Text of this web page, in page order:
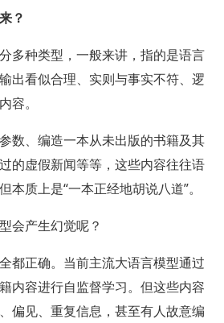
？
多种类型，一般来讲，指的是语言
出看似合理、实则与事实不符、逻
容。
数、编造一本从未出版的书籍及其
的虚假新闻等等，这些内容往往语
本质上是“一本正经地胡说八道”。
会产生幻觉呢？
都正确。当前主流大语言模型通过
内容进行自监督学习。但这些内容
偏见、重复信息，甚至有人故意编